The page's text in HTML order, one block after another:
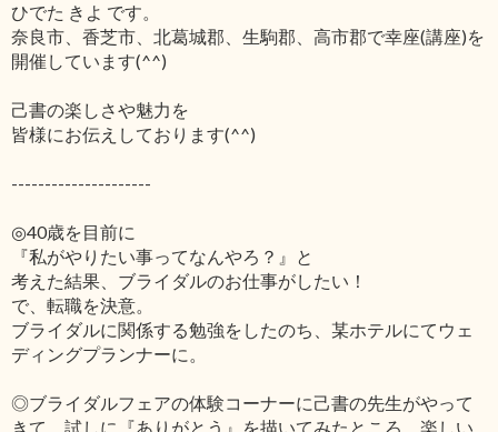
ひでた きよ です。
奈良市、香芝市、北葛城郡、生駒郡、高市郡で幸座(講座)を
開催しています(^^)
己書の楽しさや魅力を
皆様にお伝えしております(^^)
---------------------
◎40歳を目前に
『私がやりたい事ってなんやろ？』と
考えた結果、ブライダルのお仕事がしたい！
で、転職を決意。
ブライダルに関係する勉強をしたのち、某ホテルにてウェ
ディングプランナーに。
◎ブライダルフェアの体験コーナーに己書の先生がやって
きて、試しに『ありがとう』を描いてみたところ、楽しい